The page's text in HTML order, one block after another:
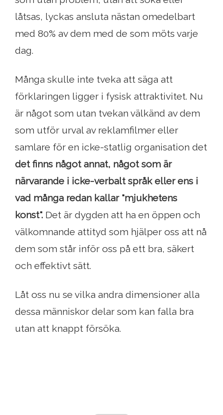
låtsas, lyckas ansluta nästan omedelbart
med 80% av dem med de som möts varje
dag.
Många skulle inte tveka att säga att
förklaringen ligger i fysisk attraktivitet. Nu
är något som utan tvekan välkänd av dem
som utför urval av reklamfilmer eller
samlare för en icke-statlig organisation det
det finns något annat, något som är
närvarande i icke-verbalt språk eller ens i
vad många redan kallar "mjukhetens
konst". Det är dygden att ha en öppen och
välkomnande attityd som hjälper oss att nå
dem som står inför oss på ett bra, säkert
och effektivt sätt.
Låt oss nu se vilka andra dimensioner alla
dessa människor delar som kan falla bra
utan att knappt försöka.